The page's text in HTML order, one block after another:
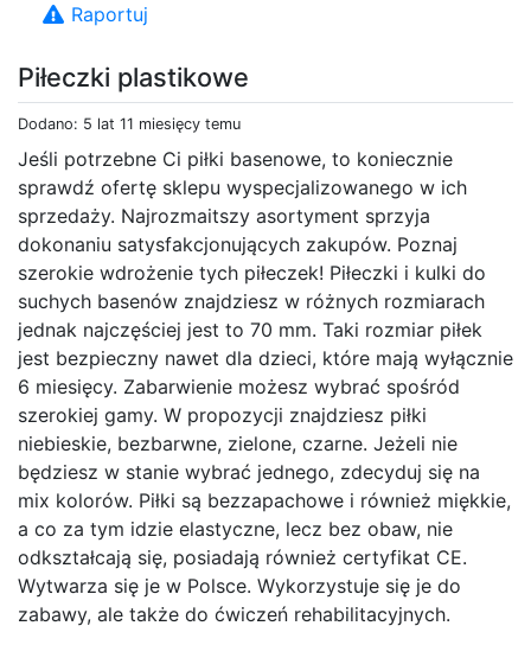
Piłeczki plastikowe
Dodano: 5 lat 11 miesięcy temu
Jeśli potrzebne Ci piłki basenowe, to koniecznie
sprawdź ofertę sklepu wyspecjalizowanego w ich
sprzedaży. Najrozmaitszy asortyment sprzyja
dokonaniu satysfakcjonujących zakupów. Poznaj
szerokie wdrożenie tych piłeczek! Piłeczki i kulki do
suchych basenów znajdziesz w różnych rozmiarach
jednak najczęściej jest to 70 mm. Taki rozmiar piłek
jest bezpieczny nawet dla dzieci, które mają wyłącznie
6 miesięcy. Zabarwienie możesz wybrać spośród
szerokiej gamy. W propozycji znajdziesz piłki
niebieskie, bezbarwne, zielone, czarne. Jeżeli nie
będziesz w stanie wybrać jednego, zdecyduj się na
mix kolorów. Piłki są bezzapachowe i również miękkie,
a co za tym idzie elastyczne, lecz bez obaw, nie
odkształcają się, posiadają również certyfikat CE.
Wytwarza się je w Polsce. Wykorzystuje się je do
zabawy, ale także do ćwiczeń rehabilitacyjnych.
Raportuj